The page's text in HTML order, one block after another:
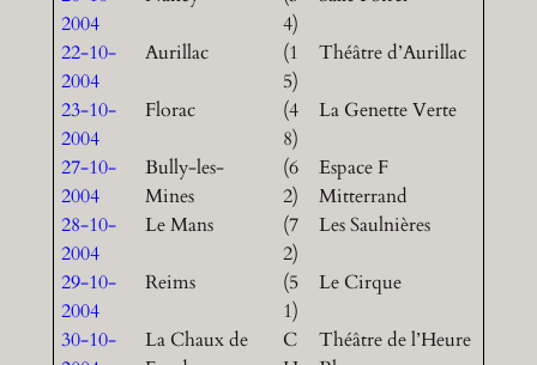
2004
4)
22-10-
2004
Aurillac
(1
5)
Théâtre d’Aurillac
23-10-
2004
Florac
(4
8)
La Genette Verte
27-10-
2004
Bully-les-
Mines
(6
2)
Espace F
Mitterrand
28-10-
2004
Le Mans
(7
2)
Les Saulnières
29-10-
2004
Reims
(5
1)
Le Cirque
30-10-
La Chaux de
C
Théâtre de l’Heure